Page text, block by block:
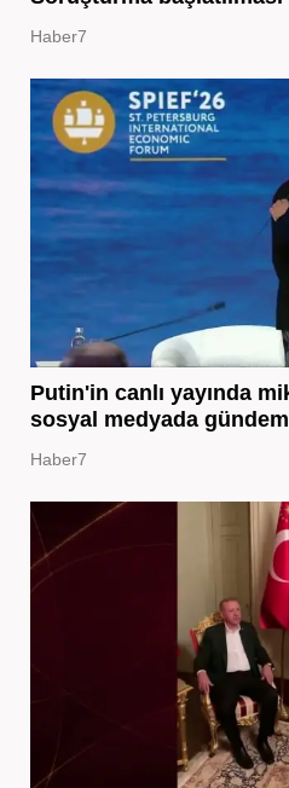
Haber7
Putin'in canlı yayında
sosyal medyada
Haber7